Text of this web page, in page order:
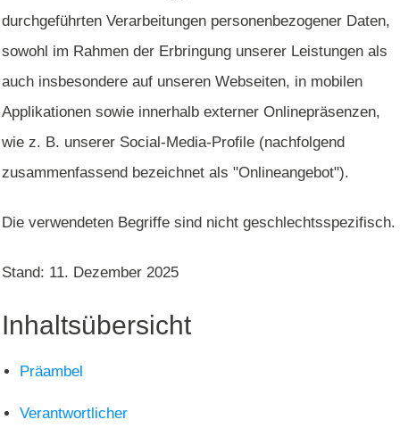
durchgeführten Verarbeitungen personenbezogener Daten,
sowohl im Rahmen der Erbringung unserer Leistungen als
auch insbesondere auf unseren Webseiten, in mobilen
Applikationen sowie innerhalb externer Onlinepräsenzen,
wie z. B. unserer Social-Media-Profile (nachfolgend
zusammenfassend bezeichnet als "Onlineangebot").
Die verwendeten Begriffe sind nicht geschlechtsspezifisch.
Stand: 11. Dezember 2025
Inhaltsübersicht
Präambel
Verantwortlicher